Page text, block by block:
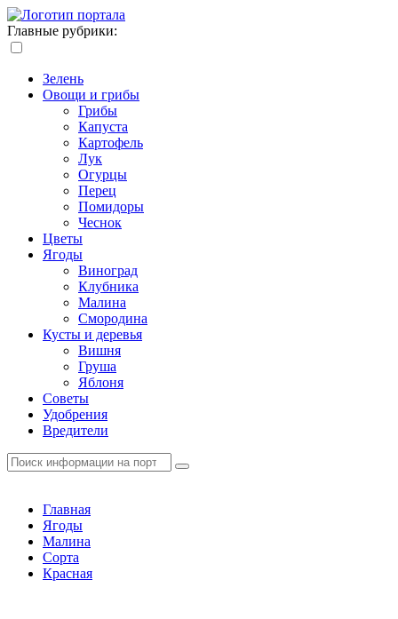
Главные рубрики:
Зелень
Овощи и грибы
Грибы
Капуста
Картофель
Лук
Огурцы
Перец
Помидоры
Чеснок
Цветы
Ягоды
Виноград
Клубника
Малина
Смородина
Кусты и деревья
Вишня
Груша
Яблоня
Советы
Удобрения
Вредители
Главная
Ягоды
Малина
Сорта
Красная